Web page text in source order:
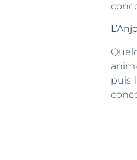
puis